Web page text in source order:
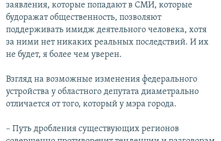
заявления, которые попадают в СМИ, которые
будоражат общественность, позволяют
поддерживать имидж деятельного человека, хотя
за ними нет никаких реальных последствий. И их
не будет, я более чем уверен.
Взгляд на возможные изменения федерального
устройства у областного депутата диаметрально
отличается от того, который у мэра города.
– Путь дробления существующих регионов